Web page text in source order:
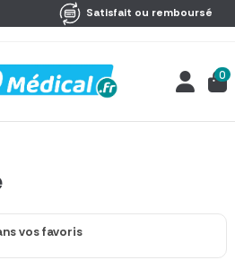
Satisfait ou remboursé
0
vos favoris